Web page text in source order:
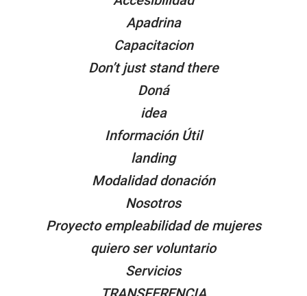
Apadrina
Capacitacion
Don’t just stand there
Doná
idea
Información Útil
landing
Modalidad donación
Nosotros
Proyecto empleabilidad de mujeres
quiero ser voluntario
Servicios